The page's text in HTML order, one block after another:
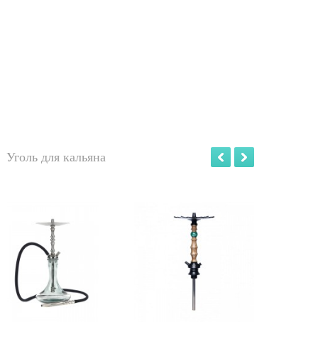
Уголь для кальяна